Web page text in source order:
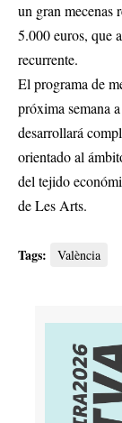
un gran mecenas
5.000 euros, que
recurrente.
El programa de
próxima semana
desarrollará
orientado al
del tejido
de Les Arts.
Tags: València